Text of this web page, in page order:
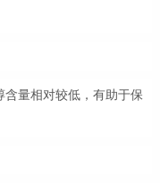
量相对较低，有助于保